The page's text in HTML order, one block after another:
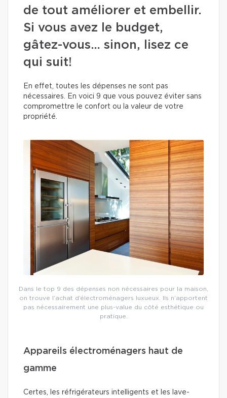
de tout améliorer et embellir.
Si vous avez le budget,
gâtez-vous… sinon, lisez ce
qui suit!
En effet, toutes les dépenses ne sont pas
nécessaires. En voici 9 que vous pouvez éviter sans
compromettre le confort ou la valeur de votre
propriété.
Dans le top 9 des dépenses non nécessaires pour la maison,
on trouve l’achat d’électroménagers luxueux. Ils n’apportent
pas nécessairement une plus-value du côté esthétique ou
pratique.
Appareils électroménagers haut de
gamme
Certes, les réfrigérateurs intelligents et les lave-